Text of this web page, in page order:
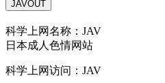
JAVOUT
科学上网名称：JAV
日本成人色情网站
科学上网访问：JAV